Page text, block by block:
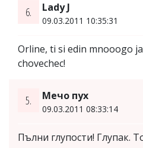
6. Lady J
09.03.2011 10:35:31
Orline, ti si edin mnooogo
chovechec!
5. Мечо пух
09.03.2011 08:33:14
Пълни глупости! Глупак.